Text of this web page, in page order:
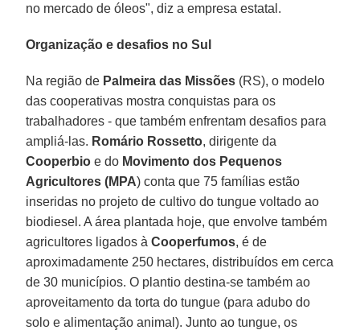
no mercado de óleos", diz a empresa estatal.
Organização e desafios no Sul
Na região de Palmeira das Missões (RS), o modelo
das cooperativas mostra conquistas para os
trabalhadores - que também enfrentam desafios para
ampliá-las. Romário Rossetto, dirigente da
Cooperbio e do Movimento dos Pequenos
Agricultores (MPA) conta que 75 famílias estão
inseridas no projeto de cultivo do tungue voltado ao
biodiesel. A área plantada hoje, que envolve também
agricultores ligados àCooperfumos, é de
aproximadamente 250 hectares, distribuídos em cerca
de 30 municípios. O plantio destina-se também ao
aproveitamento da torta do tungue (para adubo do
solo e alimentação animal). Junto ao tungue, os